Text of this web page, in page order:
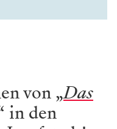
von „Das
in den